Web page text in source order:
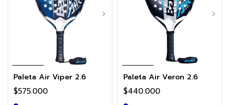
Paleta Air Viper 2.6
$575.000
Paleta Air Veron 2.6
$440.000